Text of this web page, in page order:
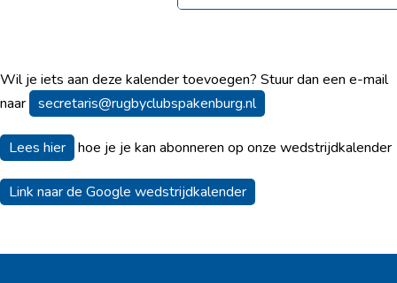
Wil je iets aan deze kalender toevoegen? Stuur dan een e-mail
naar
secretaris@rugbyclubspakenburg.nl
Lees hier hoe je je kan abonneren op onze wedstrijdkalender
Link naar de Google wedstrijdkalender